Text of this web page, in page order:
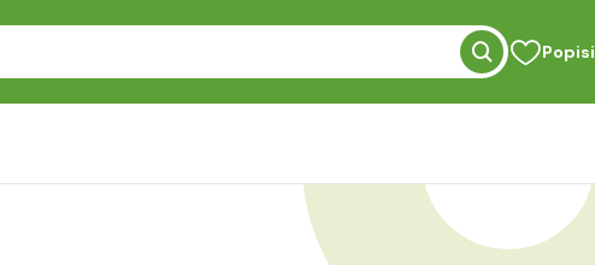
Popisi